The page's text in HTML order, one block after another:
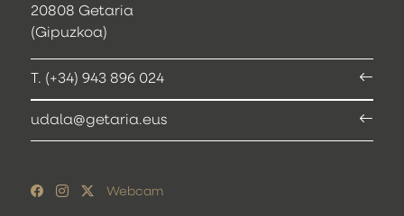
20808 Getaria
(Gipuzkoa)
T. (+34) 943 896 024
udala@getaria.eus
Webcam